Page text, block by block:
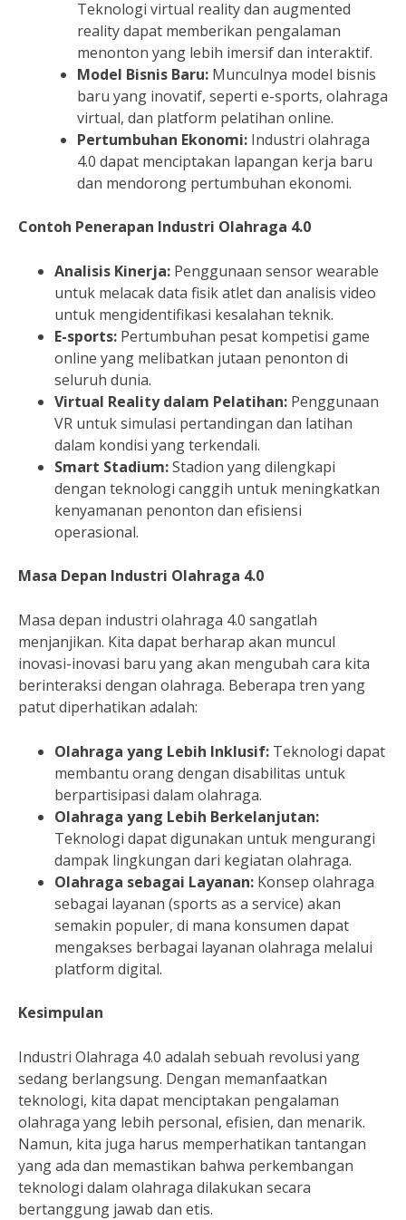
Teknologi virtual reality dan augmented
reality dapat memberikan pengalaman
menonton yang lebih imersif dan interaktif.
Model Bisnis Baru: Munculnya model bisnis
baru yang inovatif, seperti e-sports, olahraga
virtual, dan platform pelatihan online.
Pertumbuhan Ekonomi: Industri olahraga
4.0 dapat menciptakan lapangan kerja baru
dan mendorong pertumbuhan ekonomi.
Contoh Penerapan Industri Olahraga 4.0
Analisis Kinerja: Penggunaan sensor wearable
untuk melacak data fisik atlet dan analisis video
untuk mengidentifikasi kesalahan teknik.
E-sports: Pertumbuhan pesat kompetisi game
online yang melibatkan jutaan penonton di
seluruh dunia.
Virtual Reality dalam Pelatihan: Penggunaan
VR untuk simulasi pertandingan dan latihan
dalam kondisi yang terkendali.
Smart Stadium:Stadion yang dilengkapi
dengan teknologi canggih untuk meningkatkan
kenyamanan penonton dan efisiensi
operasional.
Masa Depan Industri Olahraga 4.0
Masa depan industri olahraga 4.0 sangatlah
menjanjikan. Kita dapat berharap akan muncul
inovasi-inovasi baru yang akan mengubah cara kita
berinteraksi dengan olahraga. Beberapa tren yang
patut diperhatikan adalah:
Olahraga yang Lebih Inklusif: Teknologi dapat
membantu orang dengan disabilitas untuk
berpartisipasi dalam olahraga.
Olahraga yang Lebih Berkelanjutan:
Teknologi dapat digunakan untuk mengurangi
dampak lingkungan dari kegiatan olahraga.
Olahraga sebagai Layanan: Konsep olahraga
sebagai layanan (sports as a service) akan
semakin populer, di mana konsumen dapat
mengakses berbagai layanan olahraga melalui
platform digital.
Kesimpulan
Industri Olahraga 4.0 adalah sebuah revolusi yang
sedang berlangsung. Dengan memanfaatkan
teknologi, kita dapat menciptakan pengalaman
olahraga yang lebih personal, efisien, dan menarik.
Namun, kita juga harus memperhatikan tantangan
yang ada dan memastikan bahwa perkembangan
teknologi dalam olahraga dilakukan secara
bertanggung jawab dan etis.